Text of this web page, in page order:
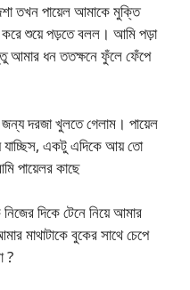
তখন পায়েল আমাকে মুক্তি
করে শুয়ে পড়তে বলল। আমি পড়া
আমার ধন ততক্ষনে ফুঁলে ফেঁপে
দরজা খুলতে গেলাম। পায়েল
যাচ্ছিস, একটু এদিকে আয় তো
পায়েলর কাছে
দিকে টেনে নিয়ে আমার
মাথাটাকে বুকের সাথে চেপে
?